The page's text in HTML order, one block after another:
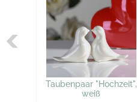
Taubenpaar "Hochzeit",
weiß